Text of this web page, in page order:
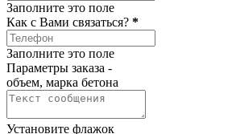
Заполните это поле
Как c Вами связаться? *
Заполните это поле
Параметры заказа -
объем, марка бетона
Установите флажок